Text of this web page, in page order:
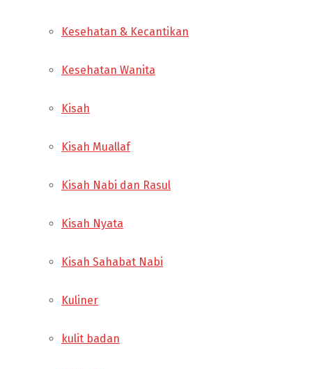
Kesehatan & Kecantikan
Kesehatan Wanita
Kisah
Kisah Muallaf
Kisah Nabi dan Rasul
Kisah Nyata
Kisah Sahabat Nabi
Kuliner
kulit badan